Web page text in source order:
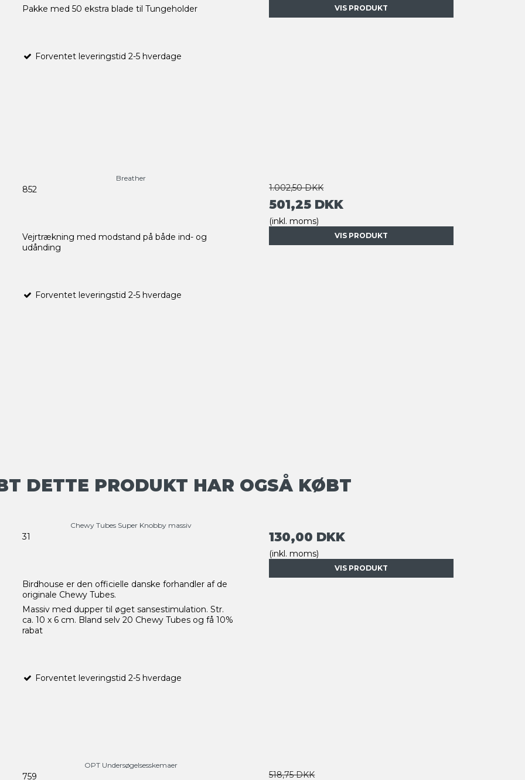
Pakke med 50 ekstra blade til Tungeholder
Forventet leveringstid 2-5 hverdage
VIS PRODUKT
Breather
852
Vejrtrækning med modstand på både ind- og
udånding
Forventet leveringstid 2-5 hverdage
1.002,50 DKK
501,25 DKK
(inkl. moms)
VIS PRODUKT
DETTE PRODUKT HAR OGSÅ KØBT
Chewy Tubes Super Knobby massiv
31
Birdhouse er den officielle danske forhandler af de
originale Chewy Tubes.
Massiv med dupper til øget sansestimulation. Str.
ca. 10 x 6 cm. Bland selv 20 Chewy Tubes og få 10%
rabat
Forventet leveringstid 2-5 hverdage
130,00 DKK
(inkl. moms)
VIS PRODUKT
OPT Undersøgelsesskemaer
759 518,75 DKK